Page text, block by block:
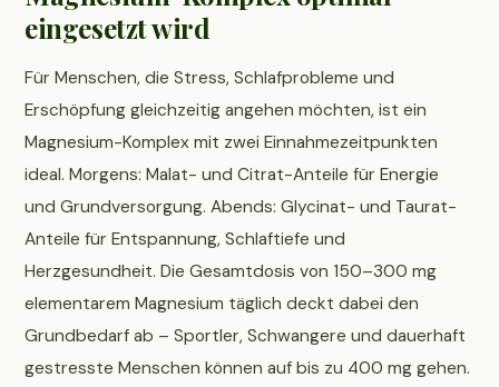
eingesetzt wird
Für Menschen, die Stress, Schlafprobleme und
Erschöpfung gleichzeitig angehen möchten, ist ein
Magnesium-Komplex mit zwei Einnahmezeitpunkten
ideal. Morgens: Malat- und Citrat-Anteile für Energie
und Grundversorgung. Abends: Glycinat- und Taurat-
Anteile für Entspannung, Schlaftiefe und
Herzgesundheit. Die Gesamtdosis von 150–300 mg
elementarem Magnesium täglich deckt dabei den
Grundbedarf ab – Sportler, Schwangere und dauerhaft
gestresste Menschen können auf bis zu 400 mg gehen.